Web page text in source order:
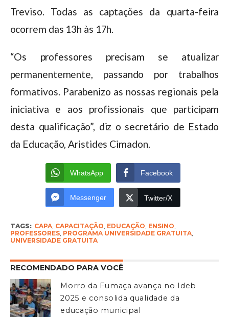
Treviso. Todas as captações da quarta-feira
ocorrem das 13h às 17h.
“Os professores precisam se atualizar
permanentemente, passando por trabalhos
formativos. Parabenizo as nossas regionais pela
iniciativa e aos profissionais que participam
desta qualificação”, diz o secretário de Estado
da Educação, Aristides Cimadon.
WhatsApp Facebook
Messenger Twitter/X
TAGS: CAPA, CAPACITAÇÃO EDUCAÇÃO ENSINO
PROFESSORES, PROGRAMA UNIVERSIDADE GRATUITA,
UNIVERSIDADE GRATUITA
RECOMENDADO PARA VOCÊ
Morro da Fumaça avança no Ideb
2025 e consolida qualidade da
educação municipal